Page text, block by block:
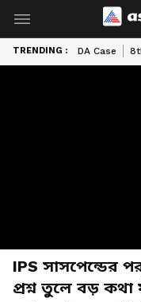
TRENDING : DA Case
IPS সাসপেন্ডের
প্রশ্ন তুলে বড় কথা